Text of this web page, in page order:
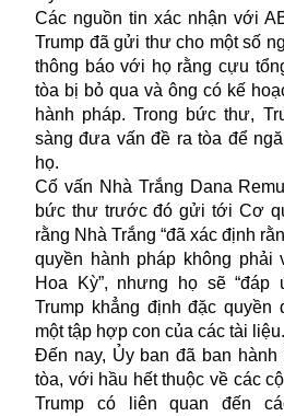
Các nguồn tin xác nhận với
Trump đã gửi thư cho một số
thông báo với họ rằng cựu
tòa bị bỏ qua và ông có kế
hành pháp. Trong bức thư,
sàng đưa vấn đề ra tòa để
họ.
Cố vấn Nhà Trắng Dana
bức thư trước đó gửi tới Cơ
rằng Nhà Trắng “đã xác định
quyền hành pháp không
Hoa Kỳ”, nhưng họ sẽ “đáp
Trump khẳng định đặc
một tập hợp con của các tài liệu.
Đến nay, Ủy ban đã ban hành
tòa, với hầu hết thuộc về các
Trump có liên quan đến